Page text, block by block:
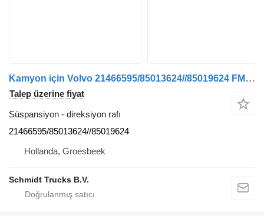
Kamyon için Volvo 21466595/85013624//85019624 FM 420 EURO 6 direksiyon rafı
Talep üzerine fiyat
Süspansiyon - direksiyon rafı
21466595/85013624//85019624
Hollanda, Groesbeek
Schmidt Trucks B.V.